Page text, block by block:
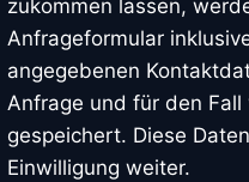
zukommen lassen,
Anfrageformular
angegebenen
Anfrage und für den
gespeichert. Diese
Einwilligung weiter.